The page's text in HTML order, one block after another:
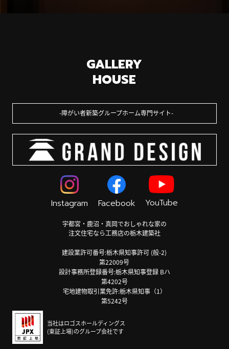
GALLERY
HOUSE
障がい者新築グループホーム専門サイト
Instagram Facebook YouTube
宇都宮・鹿沼・真岡でおしゃれな家の
注文住宅なら工務店の栃木建築社
建設業許可番号:栃木県知事許可 (般-2)
第22009号
設計事務所登録番号:栃木県知事登録 Bハ
第4202号
宅地建物取引業免許:栃木県知事（1）
第5242号
当社はロゴスホールディングス
(東証上場)のグループ会社です